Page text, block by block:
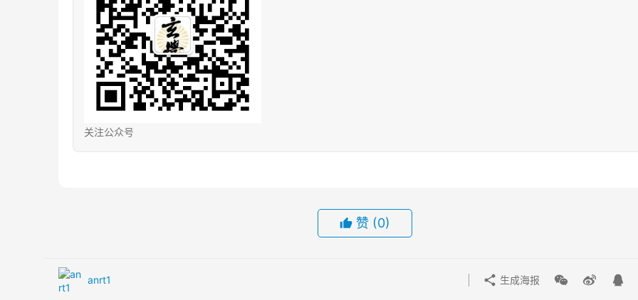
关注公众号
赞 (0)
anrt1 生成海报